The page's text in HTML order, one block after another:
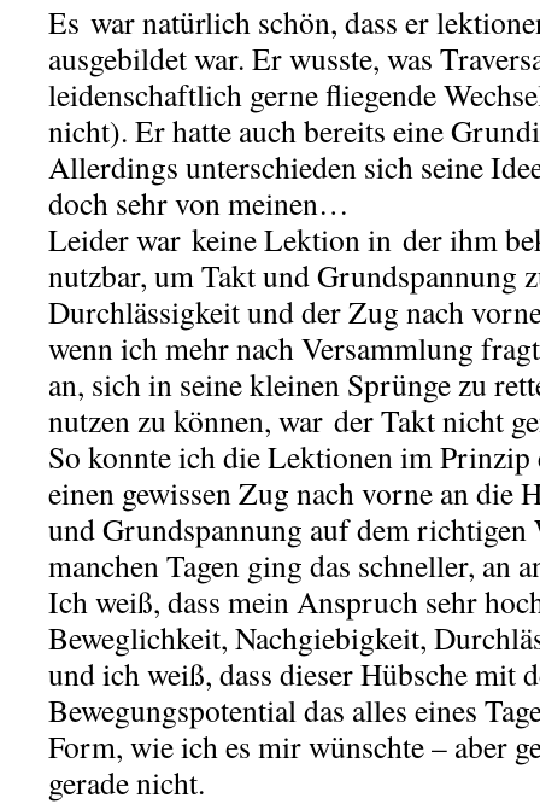
Es war natürlich schön, dass er
ausgebildet war. Er wusste, was
leidenschaftlich gerne fliegende
nicht). Er hatte auch bereits eine
Allerdings unterschieden sich seine
doch sehr von meinen…
Leider war keine Lektion in der ihm
nutzbar, um Takt und Grundspannung
Durchlässigkeit und der Zug nach
wenn ich mehr nach Versammlung
an, sich in seine kleinen Sprünge zu
nutzen zu können, war der Takt nicht
So konnte ich die Lektionen im Prinzip
einen gewissen Zug nach vorne an die
und Grundspannung auf dem richtigen
manchen Tagen ging das schneller, an
Ich weiß, dass mein Anspruch sehr
Beweglichkeit, Nachgiebigkeit,
und ich weiß, dass dieser Hübsche mit
Bewegungspotential das alles eines
Form, wie ich es mir wünschte – aber
gerade nicht.